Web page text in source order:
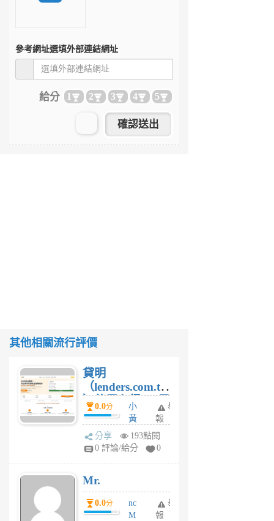
參考網址選填外部連結網址
給分 1 2 3 4 5
其他相關流行評價
貸明
（lenders.com.tw
）使用心得 — 民
間貸款比較平台
體驗
0.0分
小
黃
蜂
1
舉
報
分享
193點閱
0 評論/給分
0
Mr.
0.0分
nc
M
舉
報